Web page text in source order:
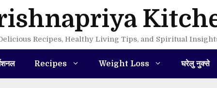
Recipes, Healthy Living Tips, and Spiritual
Recipes Weight Loss घरेलु नुक्से